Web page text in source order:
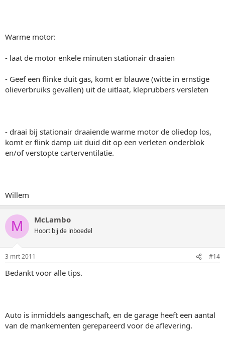
Warme motor:
- laat de motor enkele minuten stationair draaien
- Geef een flinke duit gas, komt er blauwe (witte in ernstige
olieverbruiks gevallen) uit de uitlaat, kleprubbers versleten
- draai bij stationair draaiende warme motor de oliedop los,
komt er flink damp uit duid dit op een verleten onderblok
en/of verstopte carterventilatie.
Willem
M McLambo
Hoort bij de inboedel
3 mrt 2011 #14
Bedankt voor alle tips.
Auto is inmiddels aangeschaft, en de garage heeft een aantal
van de mankementen gerepareerd voor de aflevering.